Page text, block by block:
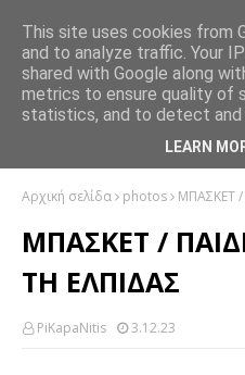
Αρχική σελίδα photos ΜΠΑΣΚΕΤ /
ΜΠΑΣΚΕΤ /
ΤΗ ΕΛΠΙΔΑΣ
PiKapaNitis 3.12.23
This site uses cookies from
and to analyze traffic. Your
shared with Google along
metrics to ensure quality of
statistics, and to detect and
LEARN